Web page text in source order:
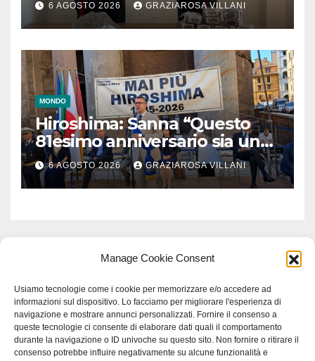
Manage Cookie Consent
Usiamo tecnologie come i cookie per memorizzare e/o accedere ad
informazioni sul dispositivo. Lo facciamo per migliorare l'esperienza di
navigazione e mostrare annunci personalizzati. Fornire il consenso a
queste tecnologie ci consente di elaborare dati quali il comportamento
durante la navigazione o ID univoche su questo sito. Non fornire o ritirare il
consenso potrebbe influire negativamente su alcune funzionalità e
6 AGOSTO 2026 GRAZIAROSA VILLANI
MONDO
Hiroshima: Sanna “Questo
81esimo anniversario sia un
monito per tutti”
6 AGOSTO 2026 GRAZIAROSA VILLANI